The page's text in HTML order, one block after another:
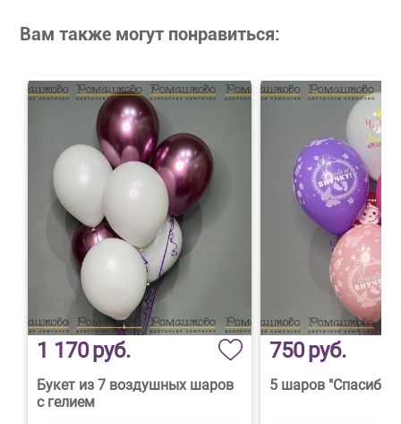
Вам также могут понравиться:
1 170руб.
Букет из 7 воздушных шаров
с гелием
750руб.
5 шаров "Спасибо